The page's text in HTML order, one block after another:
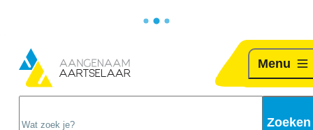
Naar inhoud
Aartselaar
Zoeken
Menu